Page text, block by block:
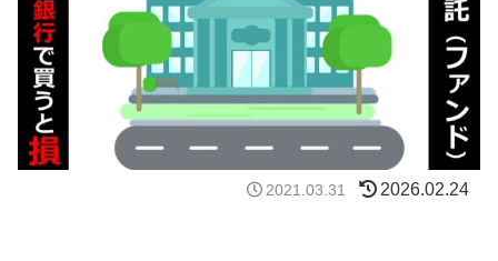
2021.03.31 2026.02.24